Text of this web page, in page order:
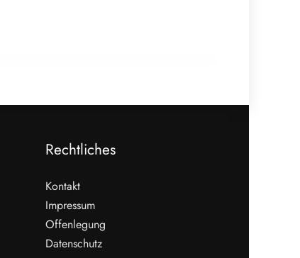
WEITERLESEN
Nicht verpassen
Rechtliches
Kontakt
Impressum
Offenlegung
Datenschutz